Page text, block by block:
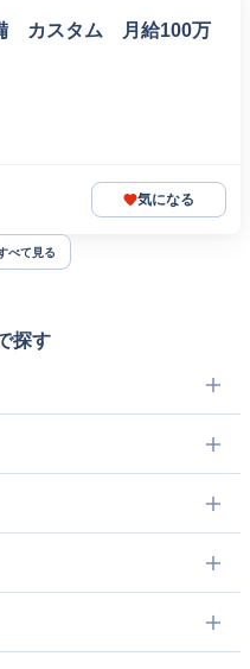
カスタム 月給100万
気になる
べて見る
探す